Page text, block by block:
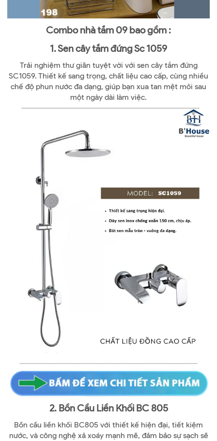
Combo nhà tắm 09 bao gồm :
1. Sen cây tắm đứng Sc 1059
Trải nghiệm thư giãn tuyệt vời với sen cây tắm đứng
SC1059. Thiết kế sang trọng, chất liệu cao cấp, cùng nhiều
chế độ phun nước đa dạng, giúp bạn xua tan mệt mỏi sau
một ngày dài làm việc.
2. Bồn Cầu Liền Khối BC 805
Bồn cầu liền khối BC805 với thiết kế hiện đại, tiết kiệm
nước, và công nghệ xả xoáy mạnh mẽ, đảm bảo sự sạch sẽ